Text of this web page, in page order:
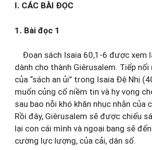
I. CÁC BÀI ĐỌC
1. Bài đọc 1
Đoạn sách Isaia 60,1-6 được xem
dành cho thành Giêrusalem. Tiếp
của “sách an ủi” trong Isaia Đệ Nhị
muốn củng cố niềm tin và hy vọng
sau bao nỗi khó khăn nhục nhằn của
Rồi đây, Giêrusalem sẽ được chiếu
lại con cái mình và ngoại bang sẽ
cường lực lượng, của cải, dân số.